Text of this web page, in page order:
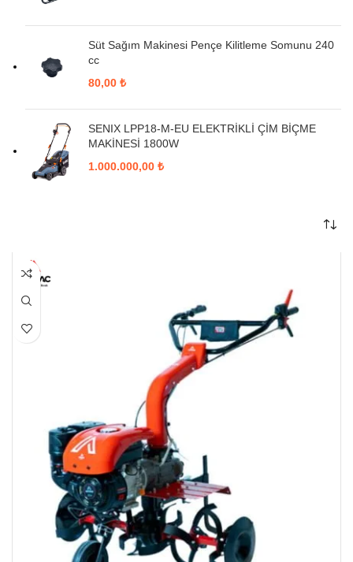
Süt Sağım Makinesi Pençe Kilitleme Somunu 240
cc
80,00 ₺
SENIX LPP18-M-EU ELEKTRİKLİ ÇİM BİÇME
MAKİNESİ 1800W
1.000.000,00 ₺